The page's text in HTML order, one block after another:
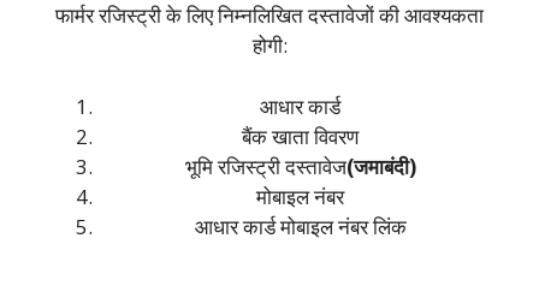
फार्मर रजिस्ट्री के लिए निम्नलिखित दस्तावेजों की आवश्यकता
होगी:
आधार कार्ड
बैंक खाता विवरण
भूमि रजिस्ट्री दस्तावेज(जमाबंदी)
मोबाइल नंबर
आधार कार्ड मोबाइल नंबर लिंक